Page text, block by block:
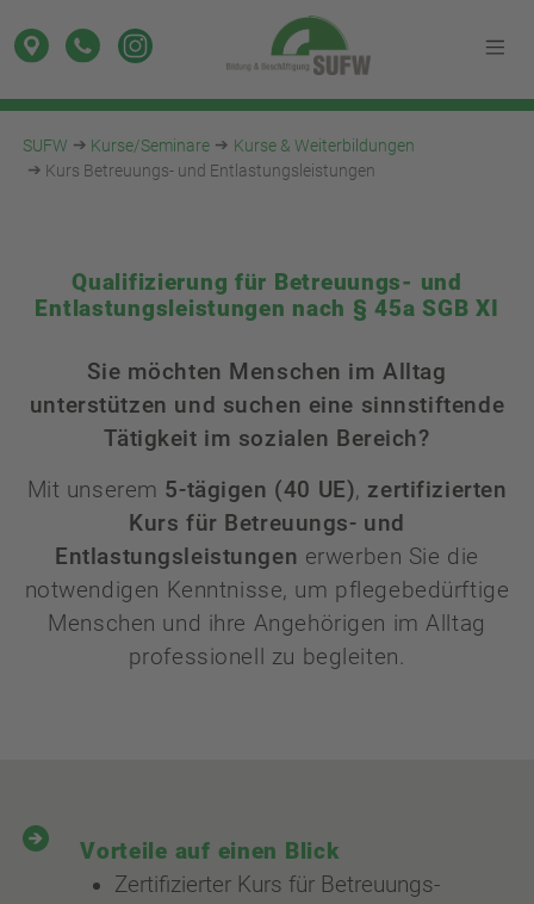
SUFW Kurse/Seminare
Kurse & Weiterbildungen
Kurs Betreuungs- und Entlastungsleistungen
Qualifizierung für Betreuungs- und
Entlastungsleistungen nach § 45a SGB XI
Sie möchten Menschen im Alltag
unterstützen und suchen eine sinnstiftende
Tätigkeit im sozialen Bereich?
Mit unserem 5-tägigen (40 UE), zertifizierten
Kurs für Betreuungs- und
Entlastungsleistungen erwerben Sie die
notwendigen Kenntnisse, um pflegebedürftige
Menschen und ihre Angehörigen im Alltag
professionell zu begleiten.
Vorteile auf einen Blick
Zertifizierter Kurs für Betreuungs-